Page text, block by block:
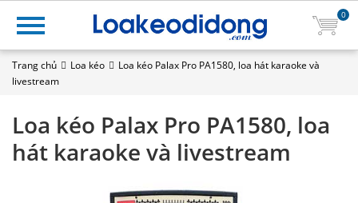
0
Trang chủ Loa kéo
Loa kéo Palax Pro PA1580, loa hát karaoke và
livestream
Loa kéo Palax Pro PA1580, loa
hát karaoke và livestream